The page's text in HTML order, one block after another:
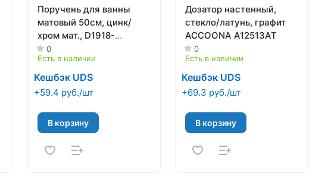
Поручень для ванны
матовый 50см, цинк/
хром мат., D1918-
50(MAT), DIKALAN
0
Есть в наличии
Кешбэк UDS
+59.4 руб./шт
В корзину
Дозатор настенный,
стекло/латунь, графит
ACCOONA A12513AT
0
Есть в наличии
Кешбэк UDS
+69.3 руб./шт
В корзину